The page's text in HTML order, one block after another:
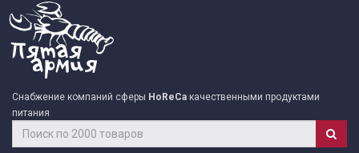
Снабжение компаний сферы HoReCa качественными продуктами
питания